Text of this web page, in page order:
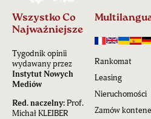
Wszystko Co
Najważniejsze
Tygodnik opinii
wydawany przez
Instytut Nowych
Mediów
Red. naczelny:Prof.
Michał KLEIBER
Rankomat
Leasing
Nieruchomości
Zamów